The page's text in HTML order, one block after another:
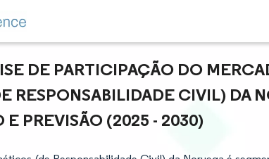
DE PARTICIPAÇÃO DO
RESPONSABILIDADE CIVIL) DA
PREVISÃO (2025 - 2030)